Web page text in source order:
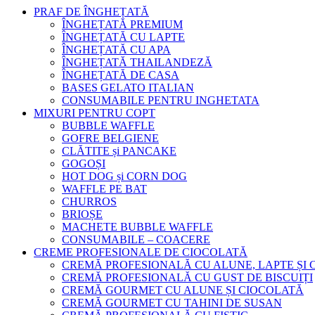
PRAF DE ÎNGHEȚATĂ
ÎNGHEȚATĂ PREMIUM
ÎNGHEȚATĂ CU LAPTE
ÎNGHEȚATĂ CU APA
ÎNGHEȚATĂ THAILANDEZĂ
ÎNGHEȚATĂ DE CASA
BASES GELATO ITALIAN
CONSUMABILE PENTRU INGHETATA
MIXURI PENTRU COPT
BUBBLE WAFFLE
GOFRE BELGIENE
CLĂTITE și PANCAKE
GOGOȘI
HOT DOG și CORN DOG
WAFFLE PE BAT
CHURROS
BRIOȘE
MACHETE BUBBLE WAFFLE
CONSUMABILE – COACERE
CREME PROFESIONALE DE CIOCOLATĂ
CREMĂ PROFESIONALĂ CU ALUNE, LAPTE ȘI
CREMĂ PROFESIONALĂ CU GUST DE BISCUIȚI
CREMĂ GOURMET CU ALUNE ȘI CIOCOLATĂ
CREMĂ GOURMET CU TAHINI DE SUSAN